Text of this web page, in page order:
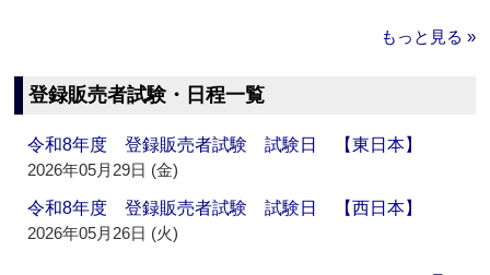
もっと見る »
登録販売者試験・日程一覧
令和8年度 登録販売者試験 試験日 【東日本】
2026年05月29日 (金)
令和8年度 登録販売者試験 試験日 【西日本】
2026年05月26日 (火)